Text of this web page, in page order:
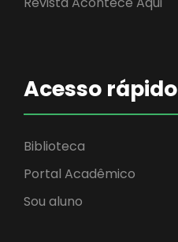
Acesso rápido
Biblioteca
Portal Acadêmico
Sou aluno